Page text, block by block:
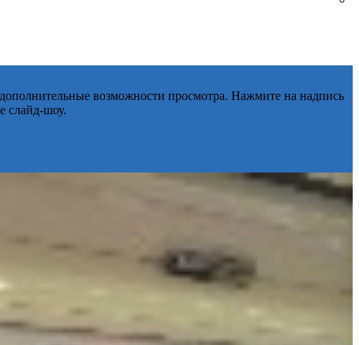
возможности просмотра. Нажмите на надпись
слайд-шоу.